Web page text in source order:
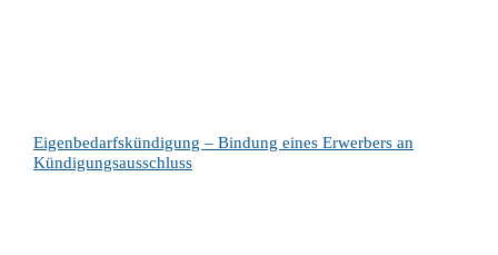
Eigenbedarfskündigung – Bindung eines Erwerbers an
Kündigungsausschluss